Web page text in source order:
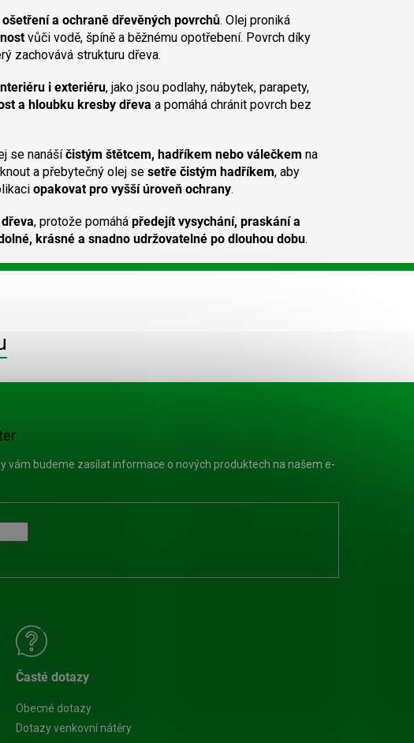
á
d
c
í
v
k
y
v
p
i
u
a ochraně dřevěných povrchů. Olej proniká
vůči vodě, špíně a běžnému opotřebení. Povrch díky
zachovává strukturu dřeva.
i exteriéru, jako jsou podlahy, nábytek, parapety,
a hloubku kresby dřeva a pomáhá chránit povrch bez
se nanášíčistým štětcem, hadříkem nebo válečkem na
a přebytečný olej se setře čistým hadříkem, aby
opakovat pro vyšší úroveň ochrany.
, protože pomáhá předejít vysychání, praskání a
krásné a snadno udržovatelné po dlouhou dobu.
Časté dotazy
Obecné dotazy
Dotazy venkovní nátěry
vám budeme zasílat informace o nových produktech na našem e-